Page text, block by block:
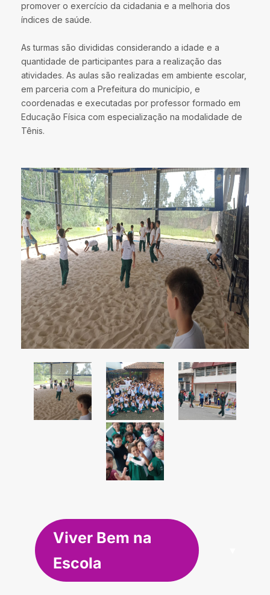
promover o exercício da cidadania e a melhoria dos
índices de saúde.
As turmas são divididas considerando a idade e a
quantidade de participantes para a realização das
atividades. As aulas são realizadas em ambiente escolar,
em parceria com a Prefeitura do município, e
coordenadas e executadas por professor formado em
Educação Física com especialização na modalidade de
Tênis.
Viver Bem na
Escola